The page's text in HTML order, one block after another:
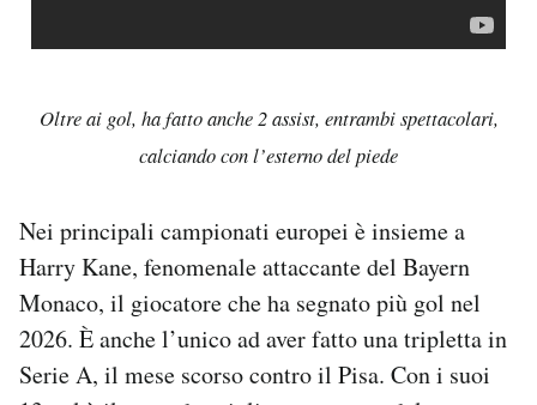
Oltre ai gol, ha fatto anche 2 assist, entrambi spettacolari,
calciando con l’esterno del piede
Nei principali campionati europei è insieme a
Harry Kane, fenomenale attaccante del Bayern
Monaco, il giocatore che ha segnato più gol nel
2026. È anche l’unico ad aver fatto una tripletta in
Serie A, il mese scorso contro il Pisa. Con i suoi